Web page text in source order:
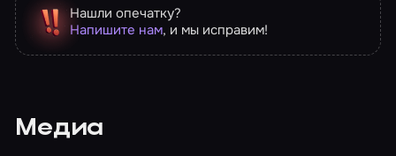
Нашли опечатку?
Напишите нам, и мы исправим!
Медиа